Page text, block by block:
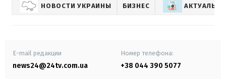
НОВОСТИ УКРАИНЫ БИЗНЕС
E-mail редакции
news24@24tv.com.ua
Номер телефона:
+38 044 390 5077